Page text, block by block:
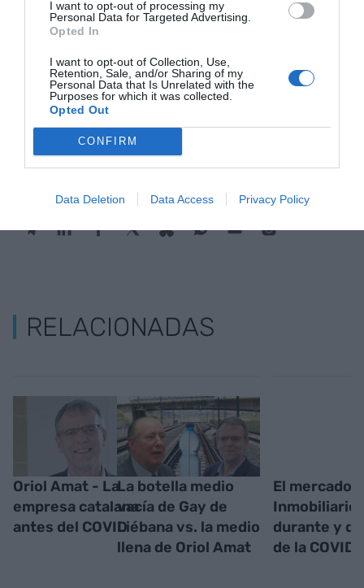
I want to opt-out of processing my
Personal Data for Targeted Advertising.
Opted In
I want to opt-out of Collection, Use,
Retention, Sale, and/or Sharing of my
Personal Data that Is Unrelated with the
Purposes for which it was collected.
Opted Out
CONFIRM
Data Deletion Data Access Privacy Policy
que las mujeres ocupen la posición que les
corresponde en los consejos. Todos ganaremos.
AñadirVIA Empresacomo fuente preferida
de Google de forma gratuita
Mantente informado con las últimas noticias de
actualidad
ACTIVAR AHORA
RELACIONADAS
Oriol Amat - La
empresa catalana
antes del COVID
La botella medio
vacía de Gay de
Liébana vs. la medio
llena de Oriol Amat
El mercado
Inmobiliario
durante y
de la